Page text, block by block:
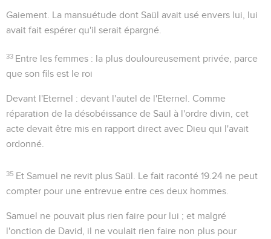
Gaiement . La mansuétude dont Saül avait usé envers lui, lui
avait fait espérer qu'il serait épargné.
33 Entre les femmes : la plus douloureusement privée, parce
que son fils est le roi
Devant l'Eternel : devant l'autel de l'Eternel. Comme
réparation de la désobéissance de Saül à l'ordre divin, cet
acte devait être mis en rapport direct avec Dieu qui l'avait
ordonné.
35 Et Samuel ne revit plus Saül . Le fait raconté19.24 ne peut
compter pour une entrevue entre ces deux hommes.
Samuel ne pouvait plus rien faire pour lui ; et malgré
l'onction de David, il ne voulait rien faire non plus pour